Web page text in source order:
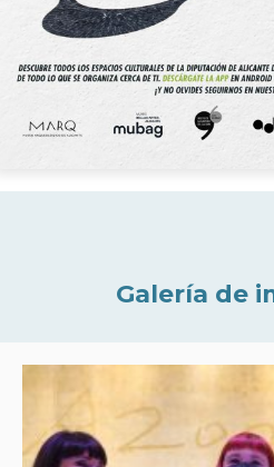
Galería de